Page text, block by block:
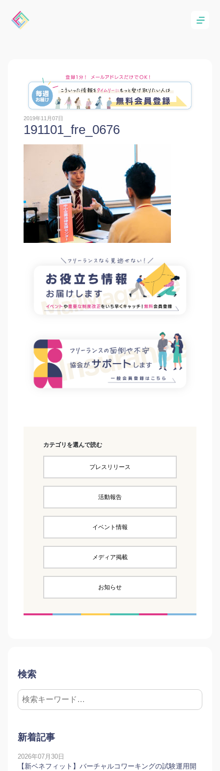
2019年11月07日
191101_fre_0676
カテゴリを選んで読む
プレスリリース
活動報告
イベント情報
メディア掲載
お知らせ
検索
新着記事
2026年07月30日
【新ベネフィット】バーチャルコワーキングの試験運用開